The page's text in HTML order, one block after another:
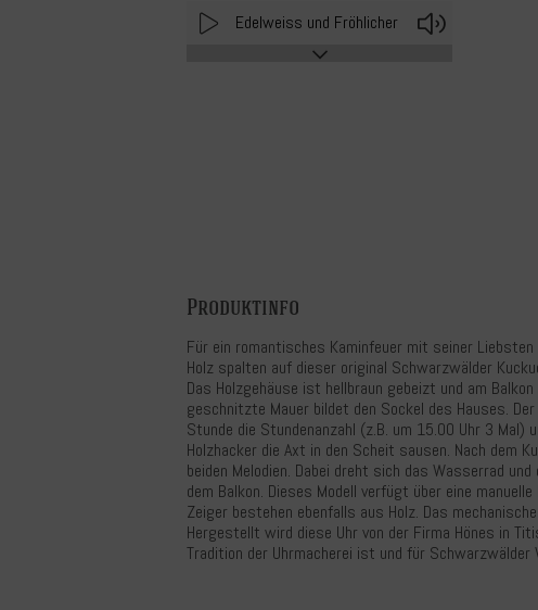
Edelweiss und Fröhlicher
Wanderer 1Tage
Play
Produktinfo
Für ein romantisches Kaminfeuer mit seiner
Holz spalten auf dieser original Schwarzwälder
Das Holzgehäuse ist hellbraun gebeizt und am
geschnitzte Mauer bildet den Sockel des Hauses.
Stunde die Stundenanzahl (z.B. um 15.00 Uhr 3 Mal)
Holzhacker die Axt in den Scheit sausen. Nach dem
beiden Melodien. Dabei dreht sich das Wasserrad
dem Balkon. Dieses Modell verfügt über eine
Zeiger bestehen ebenfalls aus Holz. Das
Hergestellt wird diese Uhr von der Firma Hönes in
Tradition der Uhrmacherei ist und für